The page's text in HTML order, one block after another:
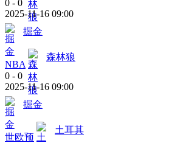
0 - 0
2025-11-16 09:00
掘金
NBA
森林狼
0 - 0
2025-11-16 09:00
掘金
世欧预
土耳其